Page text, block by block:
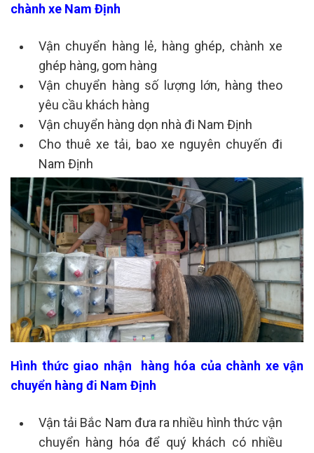
chành xe Nam Định
Vận chuyển hàng lẻ, hàng ghép, chành xe
ghép hàng, gom hàng
Vận chuyển hàng số lượng lớn, hàng theo
yêu cầu khách hàng
Vận chuyển hàng dọn nhà đi Nam Định
Cho thuê xe tải, bao xe nguyên chuyến đi
Nam Định
Hình thức giao nhận hàng hóa của chành xe vận
chuyển hàng đi Nam Định
Vận tải Bắc Nam đưa ra nhiều hình thức vận
chuyển hàng hóa để quý khách có nhiều